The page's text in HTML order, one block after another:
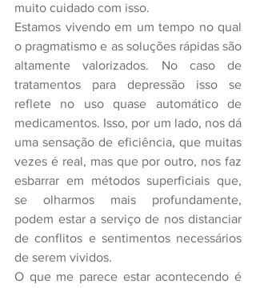
muito cuidado com isso.
Estamos vivendo em um tempo no qual
o pragmatismo e as soluções rápidas são
altamente valorizados. No caso de
tratamentos para depressão isso se
reflete no uso quase automático de
medicamentos. Isso, por um lado, nos dá
uma sensação de eficiência, que muitas
vezes é real, mas que por outro, nos faz
esbarrar em métodos superficiais que,
se olharmos mais profundamente,
podem estar a serviço de nos distanciar
de conflitos e sentimentos necessários
de serem vividos.
O que me parece estar acontecendo é